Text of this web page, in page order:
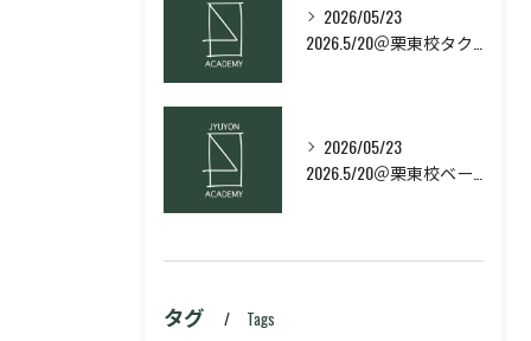
2026/05/23
2026/05/23
タグ Tags